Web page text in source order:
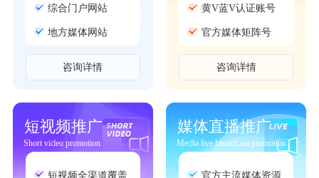
综合门户网站
地方媒体网站
咨询详情
黄V蓝V认证账号
官方媒体矩阵号
咨询详情
短视频推广
Short video promotion
短视频全渠道覆盖
媒体直播推广
Media live broadcast promotion
官方主流媒体资源